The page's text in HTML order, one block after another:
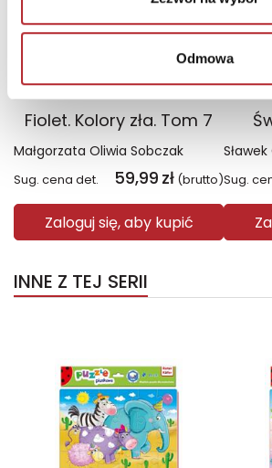
Odmowa
Fiolet. Kolory zła. Tom 7
Małgorzata Oliwia Sobczak
Sug. cena det. 59,99 zł (brutto)
Zaloguj się, aby kupić
Sug.
INNE Z TEJ SERII